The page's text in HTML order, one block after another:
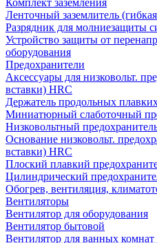
Комплект заземления
Ленточный заземлитель
Разрядник для молниезащиты
Устройство защиты от
оборудования
Предохранители
Аксессуары для низковольт.
вставки) HRC
Держатель продольных
Миниатюрный слаботочный
Низковольтный
Основание низковольт.
вставки) HRC
Плоский плавкий
Цилиндрический
Обогрев, вентиляция,
Вентиляторы
Вентилятор для оборудования
Вентилятор бытовой
Вентилятор для ванных комнат